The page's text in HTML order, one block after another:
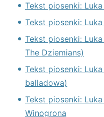
Tekst piosenki:
Tekst piosenki:
Tekst piosenki:
The Dziemians)
Tekst piosenki:
balladowa)
Tekst piosenki:
Winogrona